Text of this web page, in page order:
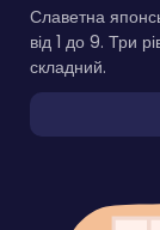
Славетна
від 1 до 9. Три
складний.